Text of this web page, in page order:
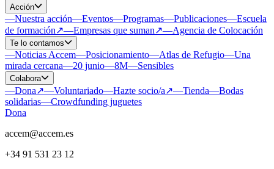
Acción
—Nuestra acción—Eventos—Programas—Publicaciones—Escuela
de formación↗—Empresas que suman↗—Agencia de Colocación
Te lo contamos
—Noticias Accem—Posicionamiento—Atlas de Refugio—Una
mirada cercana—20 junio—8M—Sensibles
Colabora
—Dona↗—Voluntariado—Hazte socio/a↗—Tienda—Bodas
solidarias—Crowdfunding juguetes
Dona
accem@accem.es
+34 91 531 23 12